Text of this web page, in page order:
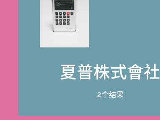
夏普株式會社
2个结果